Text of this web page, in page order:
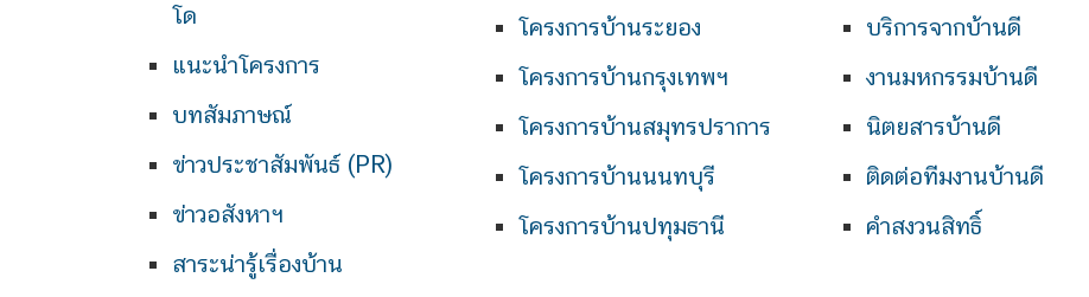
โด
แนะนำโครงการ
บทสัมภาษณ์
ข่าวประชาสัมพันธ์ (PR)
ข่าวอสังหาฯ
สาระน่ารู้เรื่องบ้าน
โครงการบ้านระยอง
โครงการบ้านกรุงเทพฯ
โครงการบ้านสมุทรปราการ
โครงการบ้านนนทบุรี
โครงการบ้านปทุมธานี
บริการจากบ้านดี
งานมหกรรมบ้านดี
นิตยสารบ้านดี
ติดต่อทีมงานบ้านดี
คำสงวนสิทธิ์